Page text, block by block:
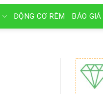
ĐỘNG CƠ RÈM BÁO GIÁ